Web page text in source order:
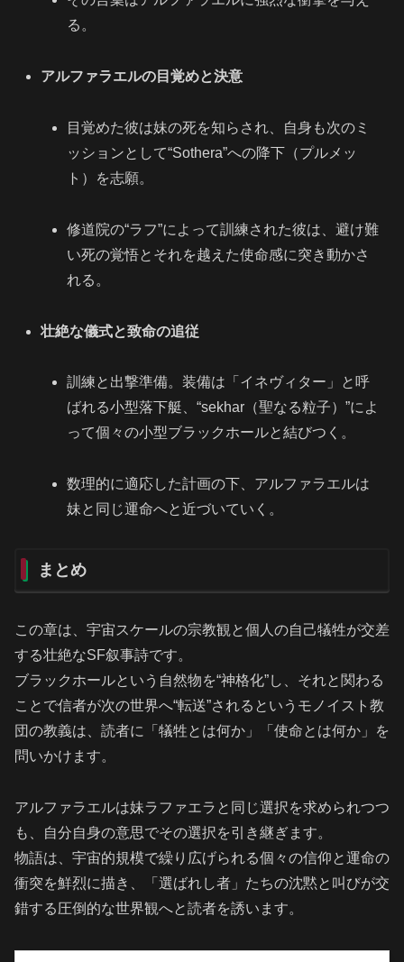
る。
アルファラエルの目覚めと決意
目覚めた彼は妹の死を知らされ、自身も次のミ
ッションとして“Sothera”への降下（プルメッ
ト）を志願。
修道院の“ラフ”によって訓練された彼は、避け難
い死の覚悟とそれを越えた使命感に突き動かさ
れる。
壮絶な儀式と致命の追従
訓練と出撃準備。装備は「イネヴィター」と呼
ばれる小型落下艇、“sekhar（聖なる粒子）”によ
って個々の小型ブラックホールと結びつく。
数理的に適応した計画の下、アルファラエルは
妹と同じ運命へと近づいていく。
まとめ
この章は、宇宙スケールの宗教観と個人の自己犠牲が交差
する壮絶なSF叙事詩です。
ブラックホールという自然物を“神格化”し、それと関わる
ことで信者が次の世界へ“転送”されるというモノイスト教
団の教義は、読者に「犠牲とは何か」「使命とは何か」を
問いかけます。
アルファラエルは妹ラファエラと同じ選択を求められつつ
も、自分自身の意思でその選択を引き継ぎます。
物語は、宇宙的規模で繰り広げられる個々の信仰と運命の
衝突を鮮烈に描き、「選ばれし者」たちの沈黙と叫びが交
錯する圧倒的な世界観へと読者を誘います。